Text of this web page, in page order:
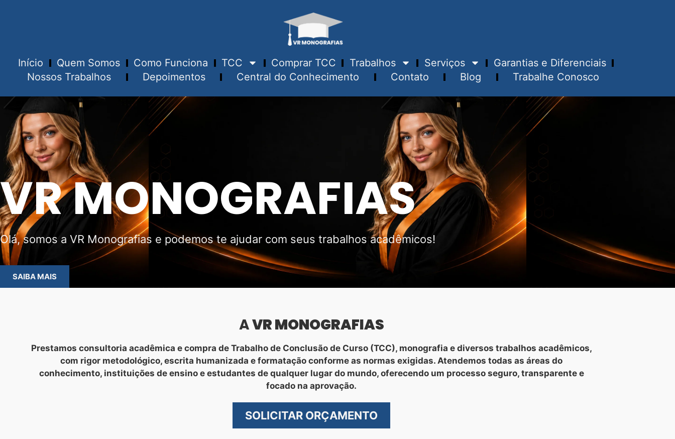
Início Quem Somos Como Funciona TCC Comprar TCC Trabalhos Serviços
Garantias e Diferenciais
Nossos Trabalhos
Depoimentos Central do Conhecimento Contato Blog Trabalhe Conosco
VR MONOGRAFIAS
Olá, somos a VR Monografias e podemos te ajudar com seus trabalhos acadêmicos!
SAIBA MAIS
AVR MONOGRAFIAS
Prestamos consultoria acadêmica e compra de Trabalho de Conclusão de Curso (TCC), monografia e diversos trabalhos acadêmicos,
com rigor metodológico, escrita humanizada e formatação conforme as normas exigidas. Atendemos todas as áreas do
conhecimento, instituições de ensino e estudantes de qualquer lugar do mundo, oferecendo um processo seguro, transparente e
focado na aprovação.
SOLICITAR ORÇAMENTO